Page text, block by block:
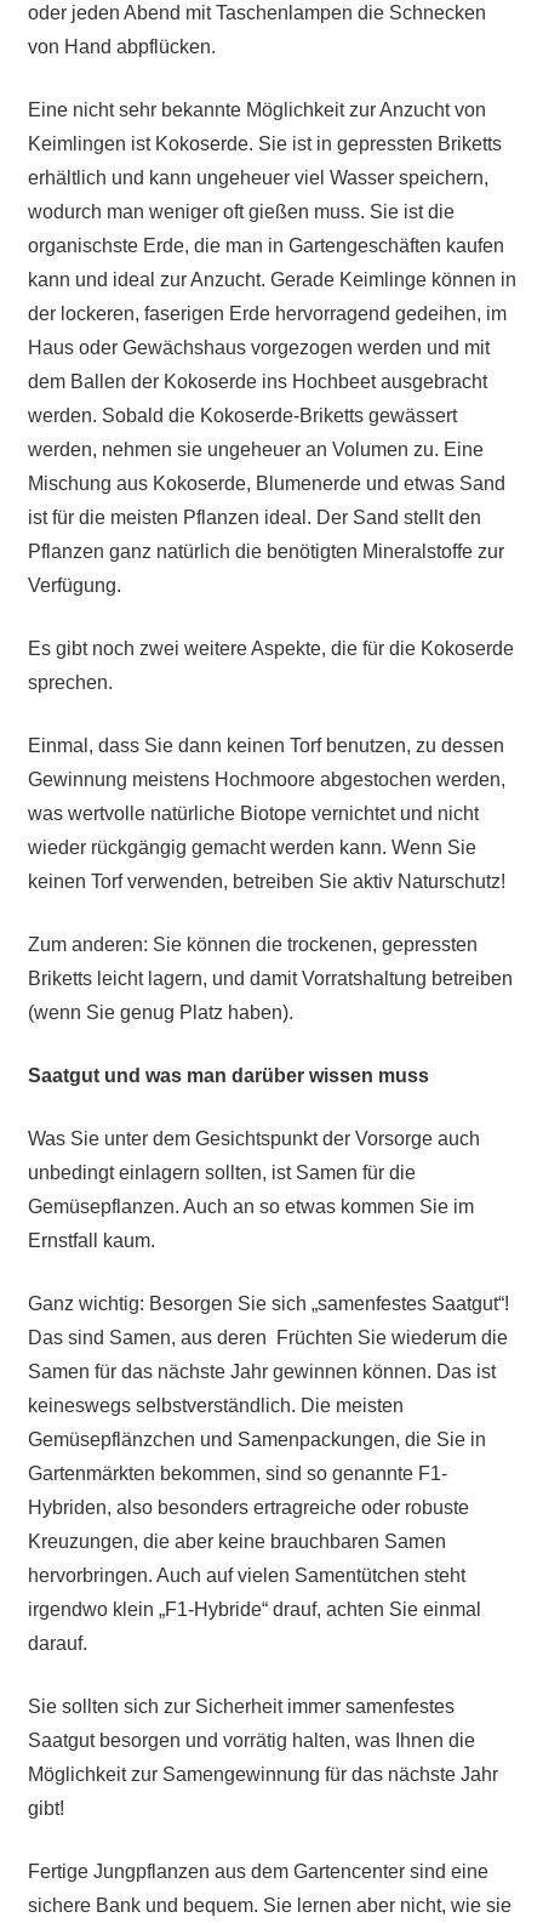
oder jeden Abend mit Taschenlampen die Schnecken
von Hand abpflücken.
Eine nicht sehr bekannte Möglichkeit zur Anzucht von
Keimlingen ist Kokoserde. Sie ist in gepressten Briketts
erhältlich und kann ungeheuer viel Wasser speichern,
wodurch man weniger oft gießen muss. Sie ist die
organischste Erde, die man in Gartengeschäften kaufen
kann und ideal zur Anzucht. Gerade Keimlinge können in
der lockeren, faserigen Erde hervorragend gedeihen, im
Haus oder Gewächshaus vorgezogen werden und mit
dem Ballen der Kokoserde ins Hochbeet ausgebracht
werden. Sobald die Kokoserde-Briketts gewässert
werden, nehmen sie ungeheuer an Volumen zu. Eine
Mischung aus Kokoserde, Blumenerde und etwas Sand
ist für die meisten Pflanzen ideal. Der Sand stellt den
Pflanzen ganz natürlich die benötigten Mineralstoffe zur
Verfügung.
Es gibt noch zwei weitere Aspekte, die für die Kokoserde
sprechen.
Einmal, dass Sie dann keinen Torf benutzen, zu dessen
Gewinnung meistens Hochmoore abgestochen werden,
was wertvolle natürliche Biotope vernichtet und nicht
wieder rückgängig gemacht werden kann. Wenn Sie
keinen Torf verwenden, betreiben Sie aktiv Naturschutz!
Zum anderen: Sie können die trockenen, gepressten
Briketts leicht lagern, und damit Vorratshaltung betreiben
(wenn Sie genug Platz haben).
Saatgut und was man darüber wissen muss
Was Sie unter dem Gesichtspunkt der Vorsorge auch
unbedingt einlagern sollten, ist Samen für die
Gemüsepflanzen. Auch an so etwas kommen Sie im
Ernstfall kaum.
Ganz wichtig: Besorgen Sie sich „samenfestes Saatgut“!
Das sind Samen, aus deren Früchten Sie wiederum die
Samen für das nächste Jahr gewinnen können. Das ist
keineswegs selbstverständlich. Die meisten
Gemüsepflänzchen und Samenpackungen, die Sie in
Gartenmärkten bekommen, sind so genannte F1-
Hybriden, also besonders ertragreiche oder robuste
Kreuzungen, die aber keine brauchbaren Samen
hervorbringen. Auch auf vielen Samentütchen steht
irgendwo klein „F1-Hybride“ drauf, achten Sie einmal
darauf.
Sie sollten sich zur Sicherheit immer samenfestes
Saatgut besorgen und vorrätig halten, was Ihnen die
Möglichkeit zur Samengewinnung für das nächste Jahr
gibt!
Fertige Jungpflanzen aus dem Gartencenter sind eine
sichere Bank und bequem. Sie lernen aber nicht, wie sie